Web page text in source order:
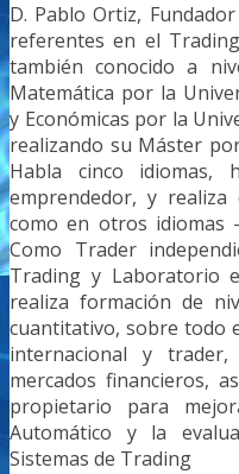
D. Pablo Ortiz,
referentes en el
también conocido a
Matemática por la
y Económicas por la
realizando su Máster
Habla cinco idiomas,
emprendedor, y
como en otros idiomas
Como Trader
Trading y Laboratorio
realiza formación de
cuantitativo, sobre todo
internacional y
mercados financieros,
propietario para
Automático y la
Sistemas de Trading